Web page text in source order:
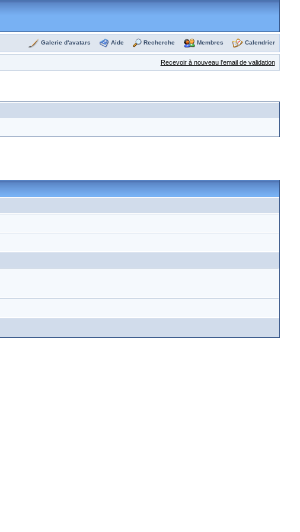
Galerie d'avatars Aide Recherche Membres Calendrier
Recevoir à nouveau l'email de validation